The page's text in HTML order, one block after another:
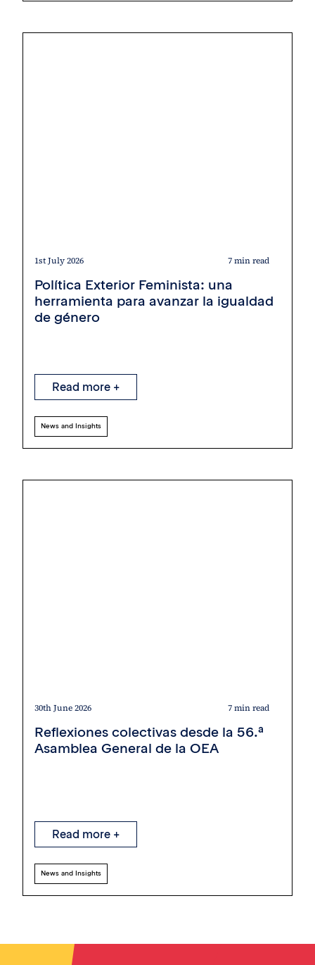
1st July 2026 7 min read
Política Exterior Feminista: una
herramienta para avanzar la igualdad
de género
Read more +
News and Insights
30th June 2026 7 min read
Reflexiones colectivas desde la 56.ª
Asamblea General de la OEA
Read more +
News and Insights